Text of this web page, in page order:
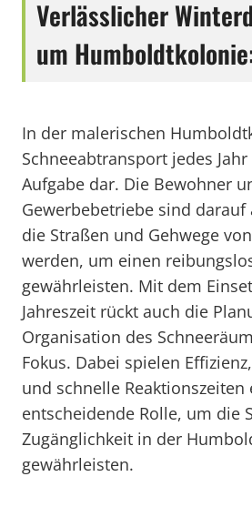
Verlässlicher
um
In der malerischen
Schneeabtransport jedes
Aufgabe dar. Die Bewohner
Gewerbebetriebe sind darauf
die Straßen und Gehwege
werden, um einen
gewährleisten. Mit dem
Jahreszeit rückt auch die
Organisation des
Fokus. Dabei spielen
und schnelle Reaktionszeiten
entscheidende Rolle, um die
Zugänglichkeit in der
gewährleisten.